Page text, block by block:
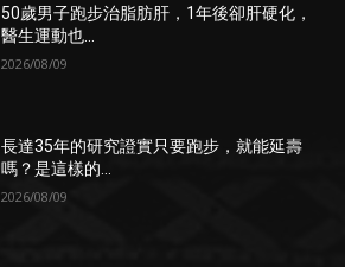
50歲男子跑步治脂肪肝，1年後卻肝硬化，
醫生運動也...
2026/08/09
長達35年的研究證實只要跑步，就能延壽
嗎？是這樣的...
2026/08/09